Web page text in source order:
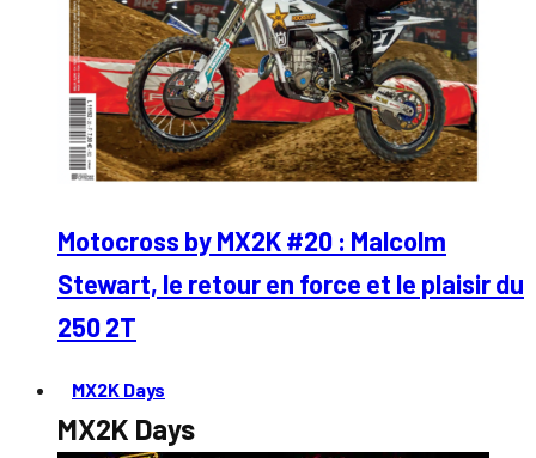
Motocross by MX2K #20 : Malcolm
Stewart, le retour en force et le plaisir du
250 2T
MX2K Days
MX2K Days